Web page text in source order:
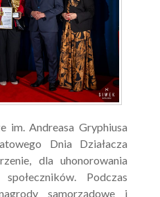
im. Andreasa Gryphiusa
Dnia Działacza
dla uhonorowania
Podczas
samorządowe i